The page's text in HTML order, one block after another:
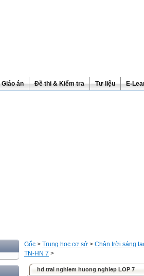
Giáo án Đề thi & Kiểm tra Tư liệu E-
Gốc > Trung học cơ sở > Chân trời sáng
TN-HN 7 >
hd trai nghiem huong nghiep LOP 7